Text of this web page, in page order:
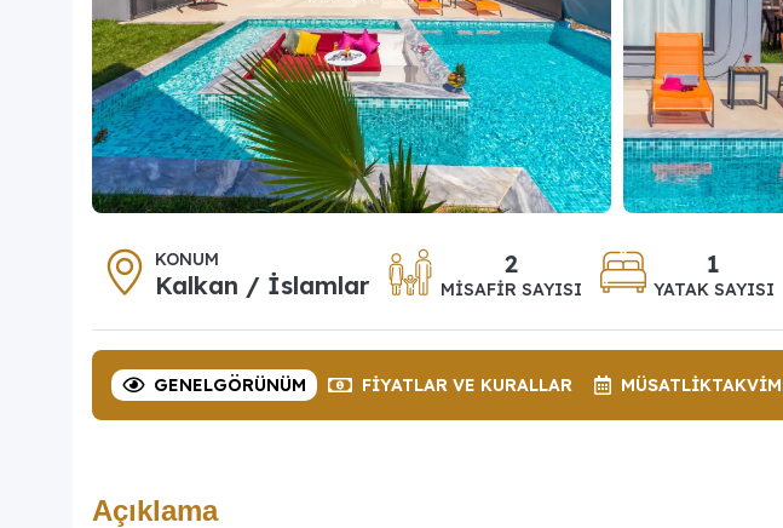
KONUM
Kalkan / İslamlar
2
MISAFIR SAYISI
1
YATAK SAYISI
GENELGÖRÜNÜM FIYATLAR VE KURALLAR MÜSATLIK
Açıklama